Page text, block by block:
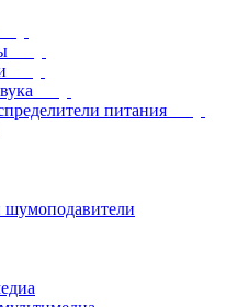
питания
шумоподавители